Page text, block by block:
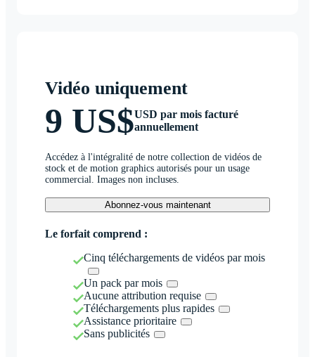
Vidéo uniquement
9 US$USD par mois facturé
annuellement
Accédez à l'intégralité de notre collection de vidéos de
stock et de motion graphics autorisés pour un usage
commercial. Images non incluses.
Abonnez-vous maintenant
Le forfait comprend :
Cinq téléchargements de vidéos par mois
Un pack par mois
Aucune attribution requise
Téléchargements plus rapides
Assistance prioritaire
Sans publicités